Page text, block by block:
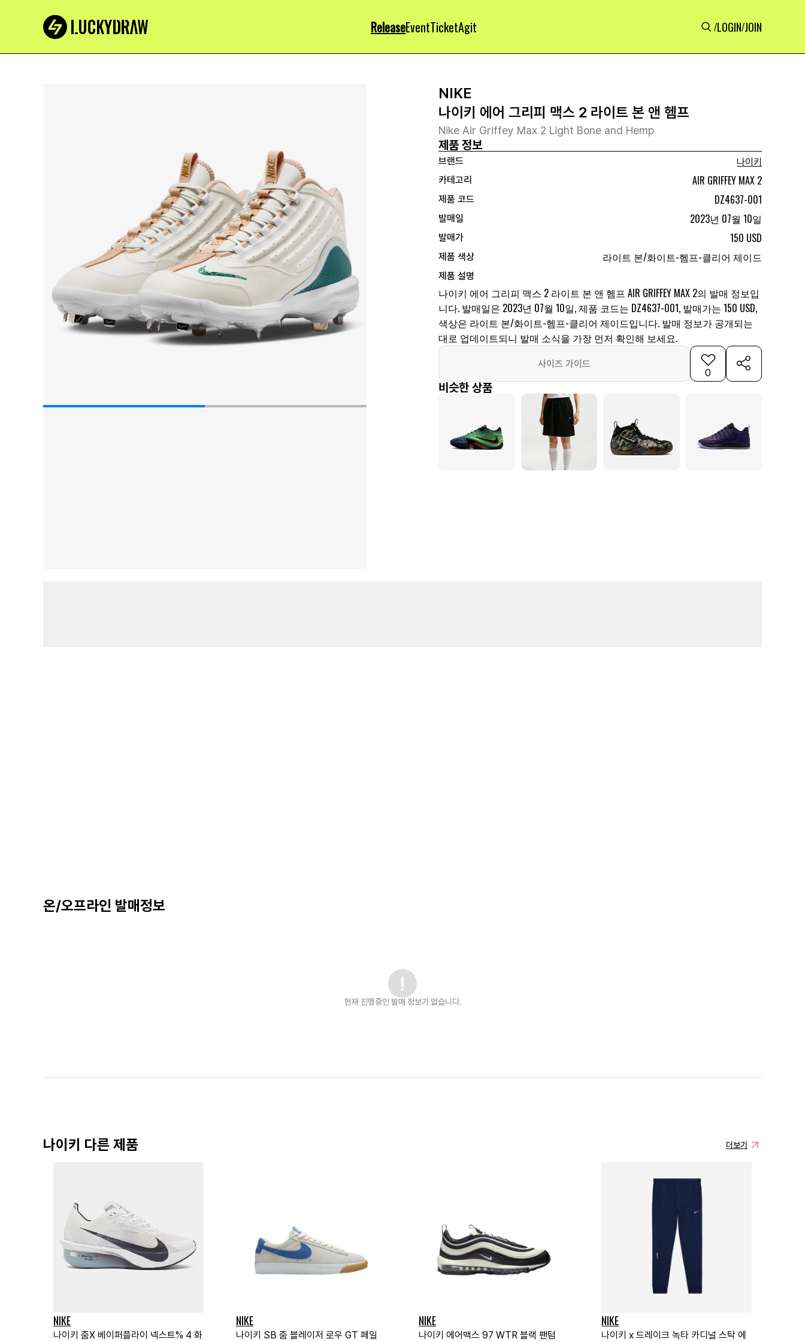
ReleaseEventTicketAgit /LOGIN/JOIN
NIKE
나이키 에어 그리피 맥스 2 라이트 본 앤 헴프
Nike Air Griffey Max 2 Light Bone and Hemp
제품 정보
브랜드
나이키
카테고리
AIR GRIFFEY MAX 2
제품 코드 DZ4637-001
발매일 2023년 07월 10일
발매가 150 USD
제품 색상 라이트 본/화이트-헴프-클리어 제이드
제품 설명
나이키 에어 그리피 맥스 2 라이트 본 앤 헴프 AIR GRIFFEY MAX 2의 발매 정보입
니다. 발매일은 2023년 07월 10일, 제품 코드는 DZ4637-001, 발매가는 150 USD,
색상은 라이트 본/화이트-헴프-클리어 제이드입니다. 발매 정보가 공개되는
대로 업데이트되니 발매 소식을 가장 먼저 확인해 보세요.
사이즈 가이드
0
비슷한 상품
온/오프라인 발매정보
현재 진행중인 발매 정보가 없습니다.
나이키 다른 제품 더보기
NIKE
나이키 줌X 베이퍼플라이 넥스트% 4 화
NIKE
나이키 SB 줌 블레이저 로우 GT 페일
NIKE
나이키 에어맥스 97 WTR 블랙 팬텀
NIKE
나이키 x 드레이크 녹타 카디널 스탁 에